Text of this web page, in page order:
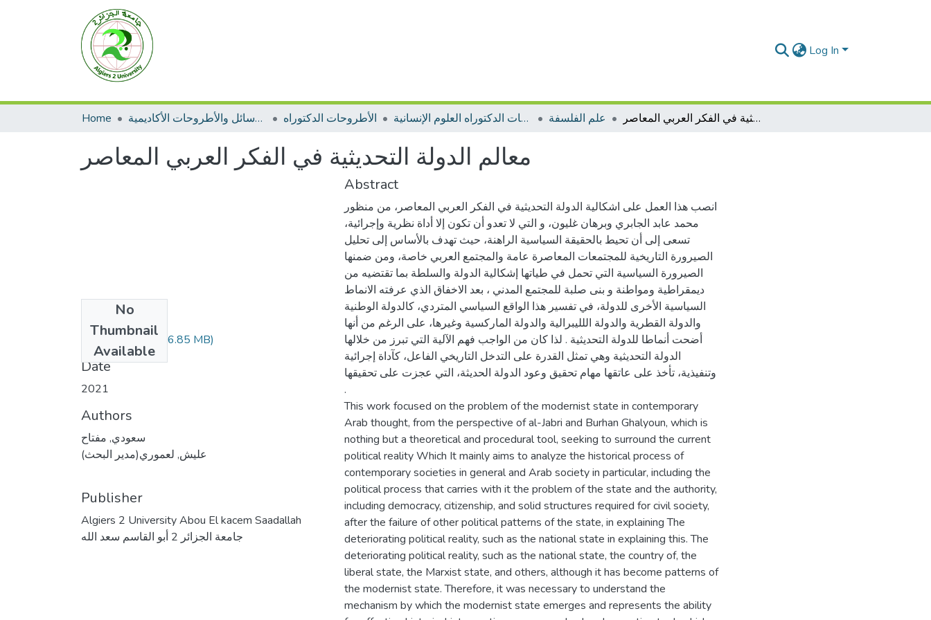
Log In
Home الرسائل والأطروحات الأكاديمية الأطروحات الدكتوراه الأطروحات الدكتوراه العلوم الإنسانية علم الفلسفة معالم الدولة التحديثية في الفكر العربي المعاصر
معالم الدولة التحديثية في الفكر العربي المعاصر
No
Thumbnail
Available
سعودي مفتاح.pdf (6.85 MB)
Date
2021
Authors
سعودي, مفتاح
عليش, لعموري(مدير البحث)
Publisher
Algiers 2 University Abou El kacem Saadallah
جامعة الجزائر 2 أبو القاسم سعد الله
Abstract
انصب هذا العمل على اشكالية الدولة التحديثية في الفكر العربي المعاصر، من منظور
محمد عابد الجابري وبرهان غليون، و التي لا تعدو أن تكون إلا أداة نظرية وإجرائية،
تسعى إلى أن تحيط بالحقيقة السياسية الراهنة، حيث تهدف بالأساس إلى تحليل
الصيرورة التاريخية للمجتمعات المعاصرة عامة والمجتمع العربي خاصة، ومن ضمنها
الصيرورة السياسية التي تحمل في طياتها إشكالية الدولة والسلطة بما تقتضيه من
ديمقراطية ومواطنة و بنى صلبة للمجتمع المدني ، بعد الاخفاق الذي عرفته الانماط
السياسية الأخرى للدولة، في تفسير هذا الواقع السياسي المتردي، كالدولة الوطنية
والدولة القطرية والدولة اللليبرالية والدولة الماركسية وغيرها، على الرغم من أنها
أضحت أنماطا للدولة التحديثية . لذا كان من الواجب فهم الآلية التي تبرز من خلالها
الدولة التحديثية وهي تمثل القدرة على التدخل التاريخي الفاعل، كآداة إجرائية
وتنفيذية، تأخذ على عاتقها مهام تحقيق وعود الدولة الحديثة، التي عجزت على تحقيقها
.
This work focused on the problem of the modernist state in contemporary
Arab thought, from the perspective of al-Jabri and Burhan Ghalyoun, which is
nothing but a theoretical and procedural tool, seeking to surround the current
political reality Which It mainly aims to analyze the historical process of
contemporary societies in general and Arab society in particular, including the
political process that carries with it the problem of the state and the authority,
including democracy, citizenship, and solid structures required for civil society,
after the failure of other political patterns of the state, in explaining The
deteriorating political reality, such as the national state in explaining this. The
deteriorating political reality, such as the national state, the country of, the
liberal state, the Marxist state, and others, although it has become patterns of
the modernist state. Therefore, it was necessary to understand the
mechanism by which the modernist state emerges and represents the ability